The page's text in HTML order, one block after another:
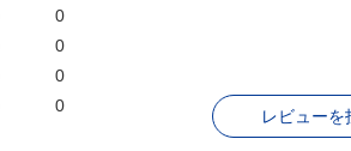
0
0
0
0
レビューを